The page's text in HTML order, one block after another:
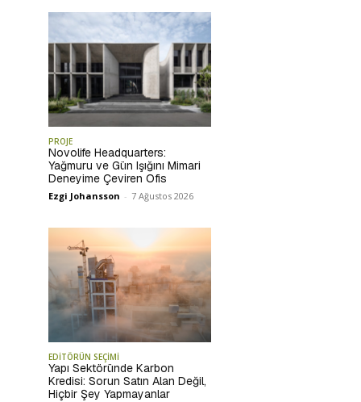
PROJE
Novolife Headquarters:
Yağmuru ve Gün Işığını Mimari
Deneyime Çeviren Ofis
Ezgi Johansson - 7 Ağustos 2026
EDİTÖRÜN SEÇİMİ
Yapı Sektöründe Karbon
Kredisi: Sorun Satın Alan Değil,
Hiçbir Şey Yapmayanlar